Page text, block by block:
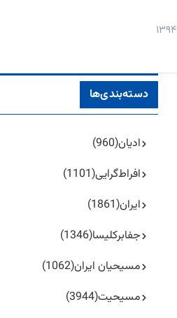
دسته‌بندی‌ها
ادیان(960)
افراط‌گرایی(1101)
ایران(1861)
جفا‌بر‌کلیسا(1346)
مسیحیان ایران(1062)
مسیحیت(3944)